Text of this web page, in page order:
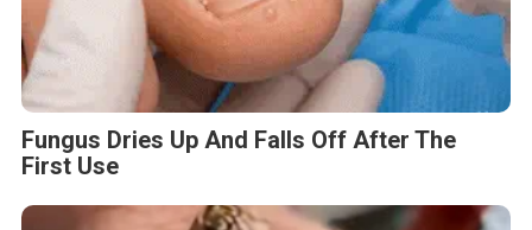
Fungus Dries Up And Falls Off After The
First Use